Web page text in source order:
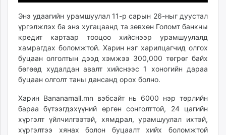
unread.today
Энэ удаагийн урамшуулал 11-р сарын 26-ныг дуустал
үргэлжлэх ба энэ хугацаанд та зөвхөн Голомт банкны
кредит картаар тооцоо хийснээр урамшуулалд
хамрагдах боломжтой. Харин нэг харилцагчид олгох
буцаан олголтын дээд хэмжээ 300,000 төгрөг байх
бөгөөд худалдан авалт хийснээс 1 хоногийн дараа
буцаан олголт таны дансанд орох болно.
Харин Bananamall.mn вэбсайт нь 6000 нэр төрлийн
бараа бүтээгдэхүүний өргөн сонголттой, 24 цагийн
хүргэлт үйлчилгээтэй, хямдрал, урамшуулал ихтэй,
хүргэлтээ хянах болон буцаалт хийх боломжтой